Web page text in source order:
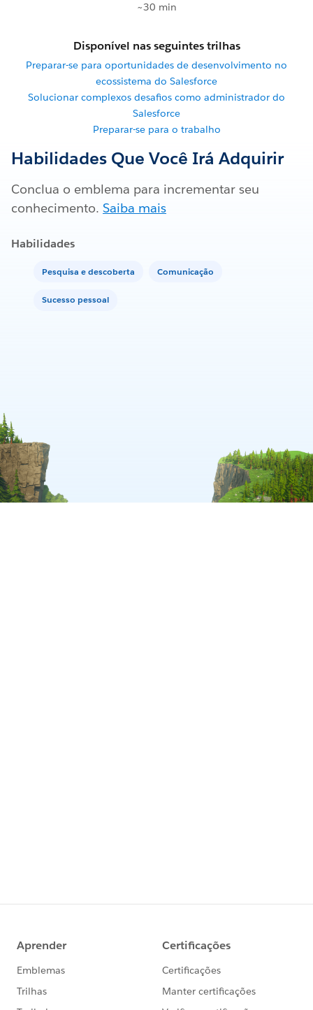
~30 min
Disponível nas seguintes trilhas
Preparar-se para oportunidades de desenvolvimento no
ecossistema do Salesforce
Solucionar complexos desafios como administrador do
Salesforce
Preparar-se para o trabalho
Habilidades Que Você Irá Adquirir
Conclua o emblema para incrementar seu
conhecimento. Saiba mais
Habilidades
Pesquisa e descoberta Comunicação
Sucesso pessoal